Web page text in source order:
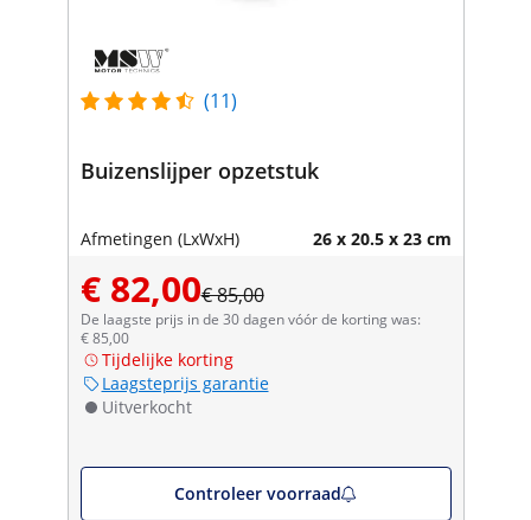
(11)
Buizenslijper opzetstuk
Afmetingen (LxWxH) 26 x 20.5 x 23 cm
€ 82,00€ 85,00
De laagste prijs in de 30 dagen vóór de korting was:
€ 85,00
Tijdelijke korting
Laagsteprijs garantie
Uitverkocht
Controleer voorraad